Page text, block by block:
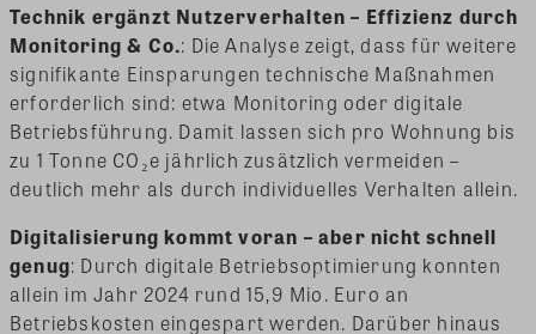
Technik ergänzt Nutzerverhalten – Effizienz durch
Monitoring & Co.: Die Analyse zeigt, dass für weitere
signifikante Einsparungen technische Maßnahmen
erforderlich sind: etwa Monitoring oder digitale
Betriebsführung. Damit lassen sich pro Wohnung bis
zu 1 Tonne CO₂e jährlich zusätzlich vermeiden –
deutlich mehr als durch individuelles Verhalten allein.
Digitalisierung kommt voran – aber nicht schnell
genug: Durch digitale Betriebsoptimierung konnten
allein im Jahr 2024 rund 15,9 Mio. Euro an
Betriebskosten eingespart werden. Darüber hinaus